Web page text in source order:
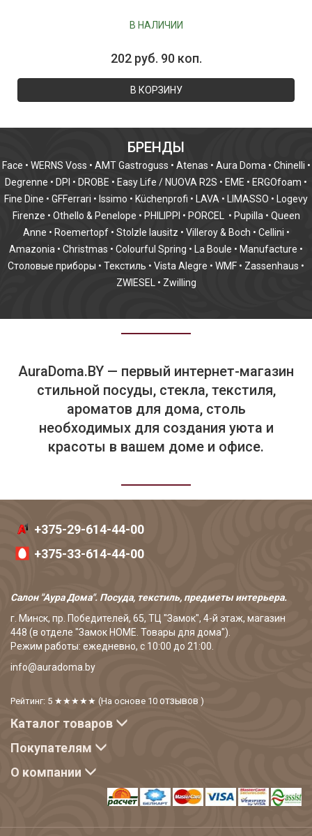
В НАЛИЧИИ
202 руб. 90 коп.
В КОРЗИНУ
БРЕНДЫ
Face • WERNS Voss • AMT Gastroguss • Atenas • Aura Doma • Chinelli •
Degrenne • DPI • DROBE • Easy Life / NUOVA R2S • EME • ERGOfoam •
Fine Dine • GFFerrari • Issimo • Küchenprofi • LAVA • LIMASSO • Logevy
Firenze • Othello & Penelope • PHILIPPI • PORCEL • Pupilla • Queen
Anne • Roemertopf • Stolzle lausitz • Villeroy & Boch • Cellini •
Amazonia • Christmas • Colourful Spring • La Boule • Manufacture •
Столовые приборы • Текстиль • Vista Alegre • WMF • Zassenhaus •
ZWIESEL
• Zwilling
AuraDoma.BY — первый интернет-магазин
стильной посуды, стекла, текстиля,
ароматов для дома, столь
необходимых для создания уюта и
красоты в вашем доме и офисе.
+375-29-614-44-00
+375-33-614-44-00
Салон "Аура Дома". Посуда, текстиль, предметы интерьера.
г. Минск, пр. Победителей, 65, ТЦ "Замок", 4-й этаж, магазин
448 (в отделе "Замок HOME. Товары для дома").
Режим работы: ежедневно, с 10:00 до 21:00.
info@auradoma.by
Рейтинг: 5 ★★★★★ (На основе 10 отзывов )
Каталог товаров
Покупателям
О компании